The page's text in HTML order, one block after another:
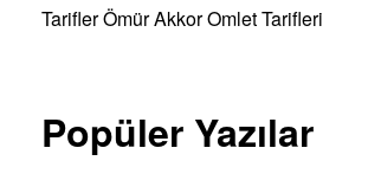
TariflerÖmür AkkorOmlet Tarifleri
Popüler Yazılar